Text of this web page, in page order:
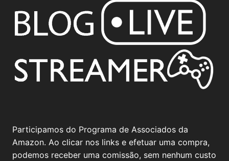
Participamos do Programa de Associados da
Amazon. Ao clicar nos links e efetuar uma compra,
podemos receber uma comissão, sem nenhum custo